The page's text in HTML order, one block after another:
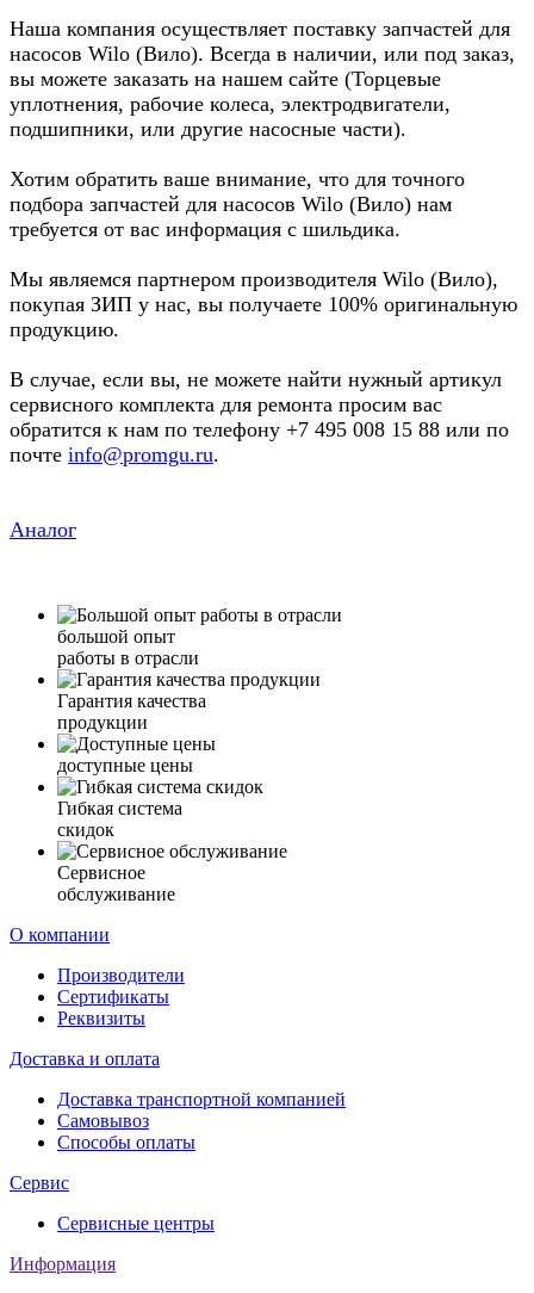
Наша компания осуществляет поставку запчастей для
насосов Wilo (Вило). Всегда в наличии, или под заказ,
вы можете заказать на нашем сайте (Торцевые
уплотнения, рабочие колеса, электродвигатели,
подшипники, или другие насосные части).
Хотим обратить ваше внимание, что для точного
подбора запчастей для насосов Wilo (Вило) нам
требуется от вас информация с шильдика.
Мы являемся партнером производителя Wilo (Вило),
покупая ЗИП у нас, вы получаете 100% оригинальную
продукцию.
В случае, если вы, не можете найти нужный артикул
сервисного комплекта для ремонта просим вас
обратится к нам по телефону +7 495 008 15 88 или по
почте info@promgu.ru.
Аналог
большой опыт
работы в отрасли
Гарантия качества
продукции
доступные цены
Гибкая система
скидок
Сервисное
обслуживание
О компании
Производители
Сертификаты
Реквизиты
Доставка и оплата
Доставка транспортной компанией
Самовывоз
Способы оплаты
Сервис
Сервисные центры
Информация